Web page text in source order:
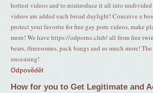
hottest videos and to reintroduce it all into
videos are added each broad daylight! Conceive a
protect your favorite for free gay porn videos, make
more! We have https://odporno.club/ all from free
bears, threesomes, pack bangs and so much more!
unceasing!
Odpovědět
How for you to Get Legitimate and